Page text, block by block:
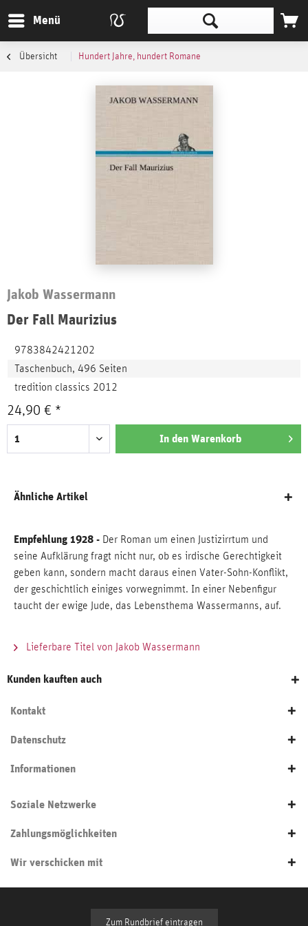
Menü
Übersicht Hundert Jahre, hundert Romane
Jakob Wassermann
Der Fall Maurizius
9783842421202
Taschenbuch, 496 Seiten
tredition classics 2012
24,90 € *
In den Warenkorb
Ähnliche Artikel
Empfehlung 1928 - Der Roman um einen Justizirrtum und
seine Aufklärung fragt nicht nur, ob es irdische Gerechtigkeit
geben kann, sondern macht daraus einen Vater-Sohn-Konflikt,
der geschichtlich einiges vorwegnimmt. In einer Nebenfigur
taucht der ewige Jude, das Lebensthema Wassermanns, auf.
Lieferbare Titel von Jakob Wassermann
Kunden kauften auch
Kontakt
Datenschutz
Informationen
Soziale Netzwerke
Zahlungsmöglichkeiten
Wir verschicken mit
Zum Rundbrief eintragen